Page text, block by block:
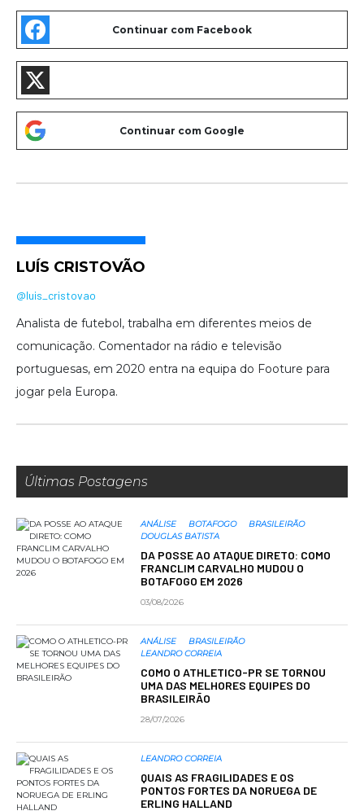
LUÍS CRISTOVÃO
@luis_cristovao
Analista de futebol, trabalha em diferentes meios de
comunicação. Comentador na rádio e televisão
portuguesas, em 2020 entra na equipa do Footure para
jogar pela Europa.
Últimas Postagens
ANÁLISE BOTAFOGO
BRASILEIRÃO
DOUGLAS BATISTA
DA POSSE AO ATAQUE DIRETO: COMO
FRANCLIM CARVALHO MUDOU O
BOTAFOGO EM 2026
03/08/2026
ANÁLISE
BRASILEIRÃO
LEANDRO CORREIA
COMO O ATHLETICO-PR SE TORNOU
UMA DAS MELHORES EQUIPES DO
BRASILEIRÃO
28/07/2026
LEANDRO CORREIA
QUAIS AS FRAGILIDADES E OS
PONTOS FORTES DA NORUEGA DE
ERLING HALLAND